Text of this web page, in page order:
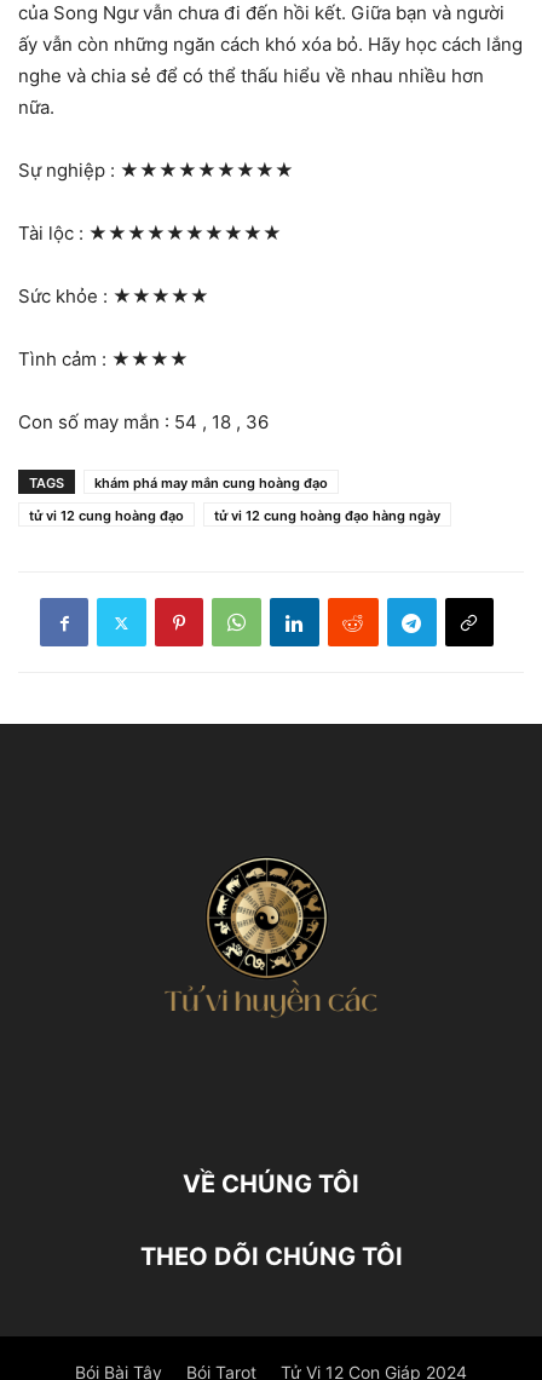
của Song Ngư vẫn chưa đi đến hồi kết. Giữa bạn và người
ấy vẫn còn những ngăn cách khó xóa bỏ. Hãy học cách lắng
nghe và chia sẻ để có thể thấu hiểu về nhau nhiều hơn
nữa.
Sự nghiệp : ★★★★★★★★★
Tài lộc : ★★★★★★★★★★
Sức khỏe : ★★★★★
Tình cảm : ★★★★
Con số may mắn : 54 , 18 , 36
TAGS
khám phá may mắn cung hoàng đạo
tử vi 12 cung hoàng đạo
tử vi 12 cung hoàng đạo hàng ngày
VỀ CHÚNG TÔI
THEO DÕI CHÚNG TÔI
Bói Bài Tây Bói Tarot Tử Vi 12 Con Giáp 2024